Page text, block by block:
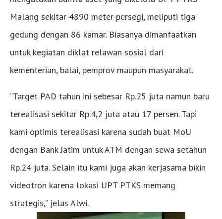
Malang sekitar 4890 meter persegi, meliputi tiga
gedung dengan 86 kamar. Biasanya dimanfaatkan
untuk kegiatan diklat relawan sosial dari
kementerian, balai, pemprov maupun masyarakat.
“Target PAD tahun ini sebesar Rp.25 juta namun baru
terealisasi sekitar Rp.4,2 juta atau 17 persen. Tapi
kami optimis terealisasi karena sudah buat MoU
dengan Bank Jatim untuk ATM dengan sewa setahun
Rp.24 juta. Selain itu kami juga akan kerjasama bikin
videotron karena lokasi UPT PTKS memang
strategis,” jelas Alwi.